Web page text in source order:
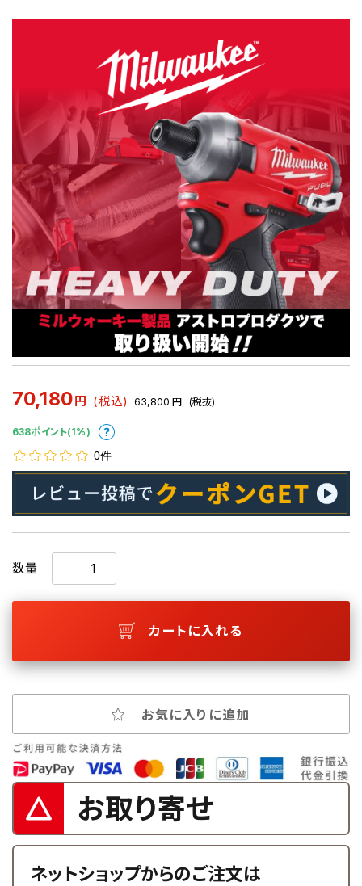
70,180 円 (税込) 63,800 円 (税抜)
638ポイント(1%)
0件
数量
カートに入れる
お気に入りに追加
お取り寄せ
ネットショップからのご注文は